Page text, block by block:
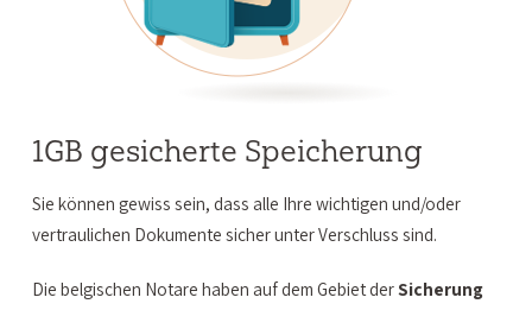
1GB gesicherte Speicherung
Sie können gewiss sein, dass alle Ihre wichtigen und/oder
vertraulichen Dokumente sicher unter Verschluss sind.
Die belgischen Notare haben auf dem Gebiet derSicherung